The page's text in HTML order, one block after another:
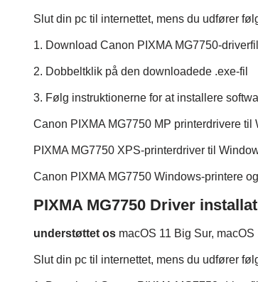
Slut din pc til internettet, mens du udfører
1. Download Canon PIXMA MG7750-
2. Dobbeltklik på den downloadede .exe-fil
3. Følg instruktionerne for at installere
Canon PIXMA MG7750 MP printerdrivere til
PIXMA MG7750 XPS-printerdriver til
Canon PIXMA MG7750 Windows-printere
PIXMA MG7750 Driver
understøttet os macOS 11 Big Sur,
Slut din pc til internettet, mens du udfører